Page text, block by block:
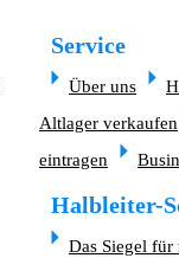
Service
Über uns
Altlager verkaufen
eintragen
Halbleiter-
Das Siegel für